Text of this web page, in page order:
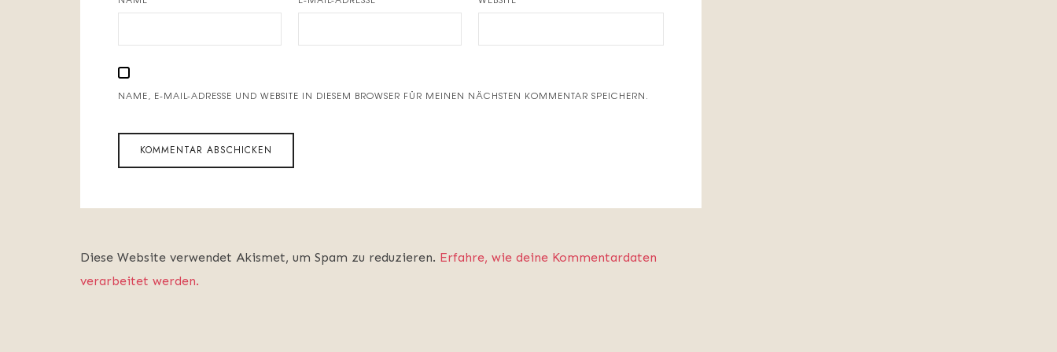
NAME, E-MAIL-ADRESSE UND WEBSITE IN DIESEM BROWSER FÜR MEINEN NÄCHSTEN KOMMENTAR SPEICHERN.
Diese Website verwendet Akismet, um Spam zu reduzieren. Erfahre, wie deine Kommentardaten
verarbeitet werden.